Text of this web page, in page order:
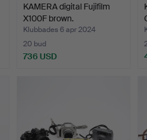
KAMERA digital Fujifilm
X100F brown.
Klubbades 6 apr 2024
20 bud
736 USD